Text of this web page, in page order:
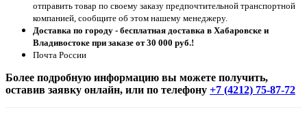
отправить товар по своему заказу предпочтительной транспортной
компанией, сообщите об этом нашему менеджеру.
Доставка по городу - бесплатная доставка в Хабаровске и
Владивостоке при заказе от 30 000 руб.!
Почта России
Более подробную информацию вы можете получить,
оставив заявку онлайн, или по телефону +7 (4212) 75-87-72